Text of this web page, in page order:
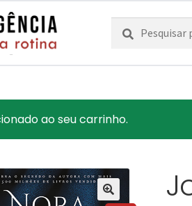
Pesquisar
por:
Pesquisa
ao seu carrinho.